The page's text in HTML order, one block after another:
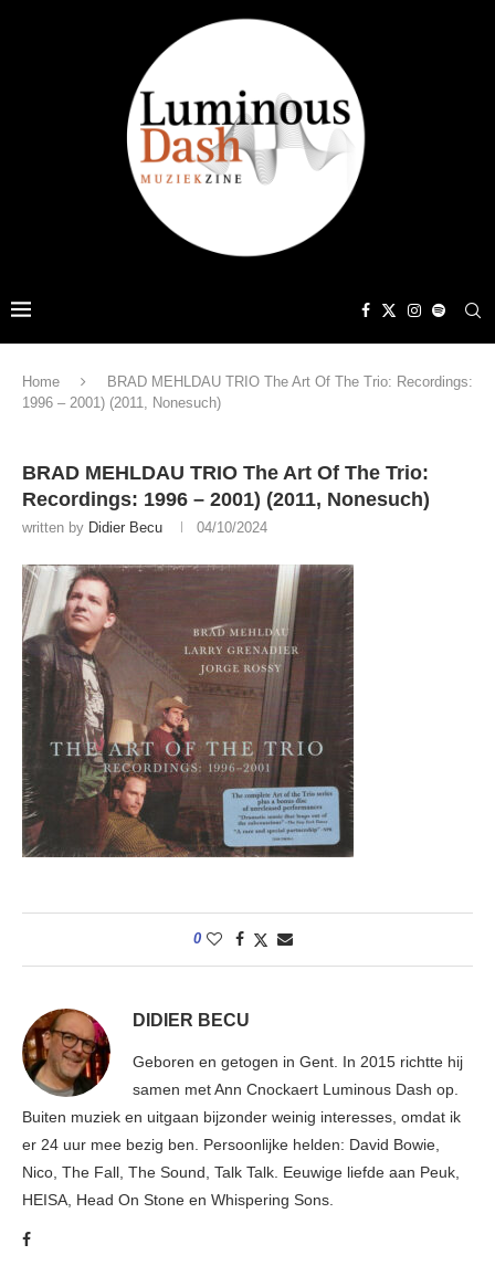
Home
BRAD MEHLDAU TRIO The Art Of The Trio: Recordings:
1996 – 2001) (2011, Nonesuch)
BRAD MEHLDAU TRIO The Art Of The Trio:
Recordings: 1996 – 2001) (2011, Nonesuch)
written by Didier Becu 04/10/2024
0
DIDIER BECU
Geboren en getogen in Gent. In 2015 richtte hij
samen met Ann Cnockaert Luminous Dash op.
Buiten muziek en uitgaan bijzonder weinig interesses, omdat ik
er 24 uur mee bezig ben. Persoonlijke helden: David Bowie,
Nico, The Fall, The Sound, Talk Talk. Eeuwige liefde aan Peuk,
HEISA, Head On Stone en Whispering Sons.